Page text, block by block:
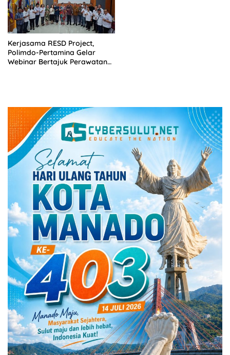
Kerjasama RESD Project,
Polimdo-Pertamina Gelar
Webinar Bertajuk Perawatan